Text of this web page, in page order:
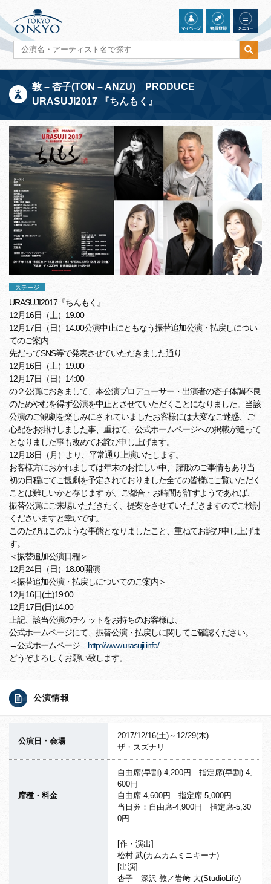
敦 – 杏子(TON – ANZU) PRODUCE
URASUJI2017 『ちんもく』
ステージ
URASUJI2017『ちんもく』
12月16日（土）19:00
12月17日（日）14:00公演中止にともなう振替追加公演・ 払戻しについ
てのご案内
先だってSNS等で発表させていただきました通り
12月16日（土）19:00
12月17日（日）14:00
の２公演におきまして、本公演プロデューサー・ 出演者の杏子体調不良
のためやむを得ず公演を中止とさせていただくことになりました。当該
公演のご観劇を楽しみにさ れていましたお客様には大変なご迷惑、
ご
心配をお掛けしました事、重ねて、 公式ホームページへの掲載が追って
となりました事も改めてお詫び申し上げます。
12月18日（月）より、平常通り上演いたします。
お客様方におかれましては年末のお忙しい中、 諸般のご事情もあり当
初の日程にてご観劇を予定されておりました全ての皆様にご覧いただく
ことは難しいかと存じます が、ご都合・お時間が許すようであれば、
振替公演にご来場いただきたく、 提案をさせていただきますのでご検討
くださいますと幸いです。
このたびはこのような事態となりましたこと、 重ねてお詫び申し上げま
す。
＜振替追加公演日程＞
12月24日（日）18:00開演
＜振替追加公演・払戻しについてのご案内＞
12月16日(土)19:00
12月17日(日)14:00
上記、該当公演のチケットをお持ちのお客様は、
公式ホームページにて、振替公演・ 払戻しに関してご確認ください。
→公式ホームページ http://www.urasuji.info/
どうぞよろしくお願い致します。
公演情報
公演日・会場
2017/12/16(土)～12/29(木)
ザ・スズナリ
席種・料金
自由席(早割)-4,200円 指定席(早割)-4,
600円
自由席-4,600円 指定席-5,000円
当日券：自由席-4,900円 指定席-5,30
0円
[作・演出]
松村 武(カムカムミニキーナ)
[出演]
杏子 深沢 敦／岩﨑 大(StudioLife)